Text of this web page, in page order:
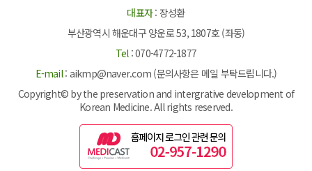
대표자: 장성환
부산광역시 해운대구 양운로 53, 1807호 (좌동)
Tel: 070-4772-1877
E-mail: aikmp@naver.com (문의사항은 메일 부탁드립니다.)
Copyright© by the preservation and intergrative development of
Korean Medicine. All rights reserved.